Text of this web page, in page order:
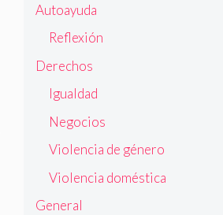
Autoayuda
Reflexión
Derechos
Igualdad
Negocios
Violencia de género
Violencia doméstica
General